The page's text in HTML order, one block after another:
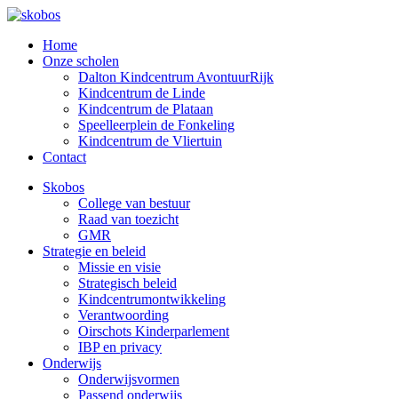
Home
Onze scholen
Dalton Kindcentrum AvontuurRijk
Kindcentrum de Linde
Kindcentrum de Plataan
Speelleerplein de Fonkeling
Kindcentrum de Vliertuin
Contact
Skobos
College van bestuur
Raad van toezicht
GMR
Strategie en beleid
Missie en visie
Strategisch beleid
Kindcentrumontwikkeling
Verantwoording
Oirschots Kinderparlement
IBP en privacy
Onderwijs
Onderwijsvormen
Passend onderwijs